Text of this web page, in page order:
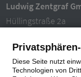
Ludwig Zentgraf
Hüllingstraße 2a
Tel.: 06093 – 996940
E-Mail:
Diese Seite nutzt
Technologien von